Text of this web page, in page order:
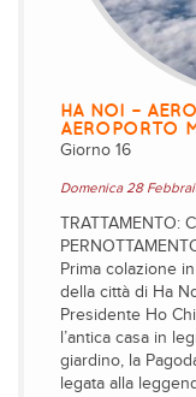
HA NOI –
AEROPORTO
Giorno 16
Domenica 28
TRATTAMENTO:
Prima colazione
della città di Ha
Presidente Ho
l’antica casa in
giardino, la
legata alla